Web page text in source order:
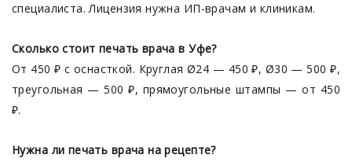
специалиста. Лицензия нужна ИП-врачам и клиникам.
Сколько стоит печать врача в Уфе?
От 450 ₽ с оснасткой. Круглая Ø24 — 450 ₽, Ø30 — 500 ₽,
треугольная — 500 ₽, прямоугольные штампы — от 450
₽.
Нужна ли печать врача на рецепте?